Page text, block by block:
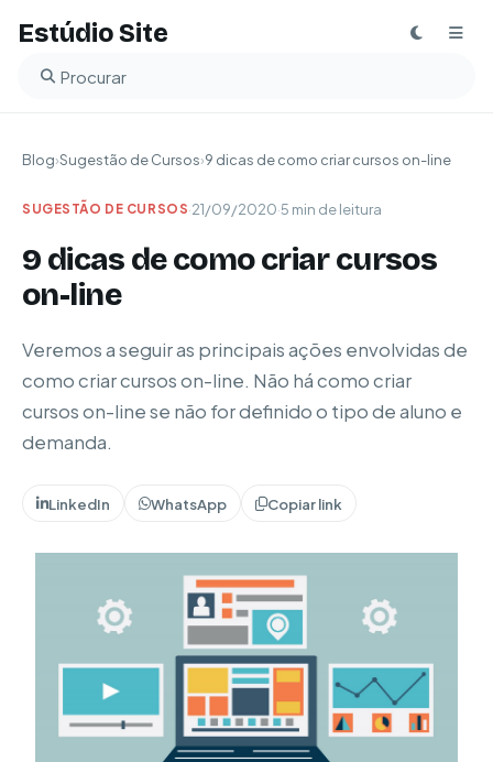
Estúdio Site
Buscar no blog
Blog›Sugestão de Cursos›9 dicas de como criar cursos on-line
SUGESTÃO DE CURSOS·21/09/2020·5 min de leitura
9 dicas de como criar cursos
on-line
Veremos a seguir as principais ações envolvidas de
como criar cursos on-line. Não há como criar
cursos on-line se não for definido o tipo de aluno e
demanda.
LinkedIn WhatsApp Copiar link